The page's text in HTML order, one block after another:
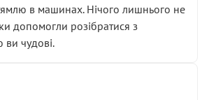
в машинах. Нічого лишнього не
допомогли розібратися з
чудові.